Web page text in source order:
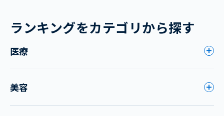
ランキングをカテゴリから探す
医療
美容